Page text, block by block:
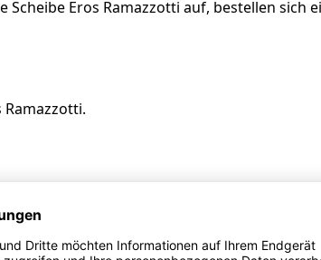
Eros Ramazzotti auf, bestellen sich
& Co. KG, Alte Weide 7-13, D-24116 Kiel